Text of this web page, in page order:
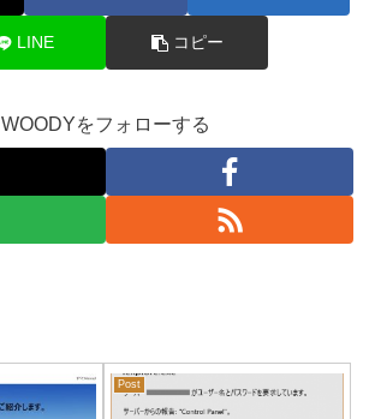
LINE コピー
WOODYをフォローする
Post